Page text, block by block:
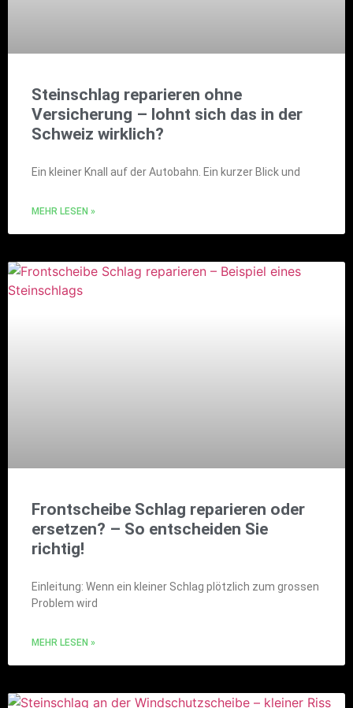
Steinschlag reparieren ohne
Versicherung – lohnt sich das in der
Schweiz wirklich?
Ein kleiner Knall auf der Autobahn. Ein kurzer Blick und
MEHR LESEN »
Frontscheibe Schlag reparieren oder
ersetzen? – So entscheiden Sie
richtig!
Einleitung: Wenn ein kleiner Schlag plötzlich zum grossen
Problem wird
MEHR LESEN »